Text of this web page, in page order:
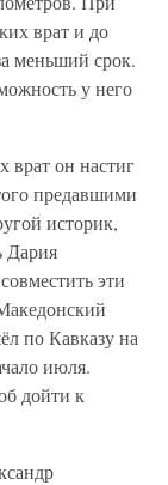
врат и до
меньший срок.
у него
он настиг
предавшими
историк,
Дария
эти
по Кавказу на
июля.
дойти к